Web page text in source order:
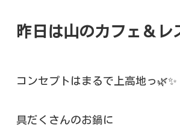
昨日は山のカフェ＆
コンセプトはまるで上高地っ🌿✨
具だくさんのお鍋に